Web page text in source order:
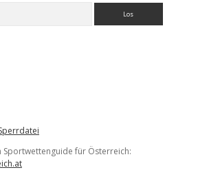
Sportwettenguide für Österreich: